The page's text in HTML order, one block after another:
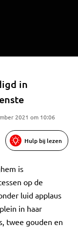
in
2021 om 10:06
Hulp bij lezen
is
op de
luid applaus
in haar
twee gouden en